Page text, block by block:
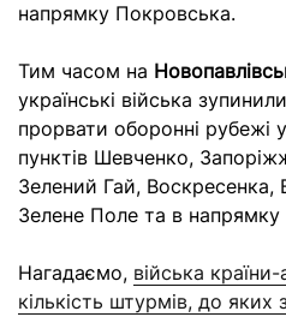
напрямку Покровська.
Тим часом на
українські війська
прорвати оборонні рубежі
пунктів Шевченко,
Зелений Гай, Воскресенка,
Зелене Поле та в напрямку
Нагадаємо, війська
кількість штурмів, до яких